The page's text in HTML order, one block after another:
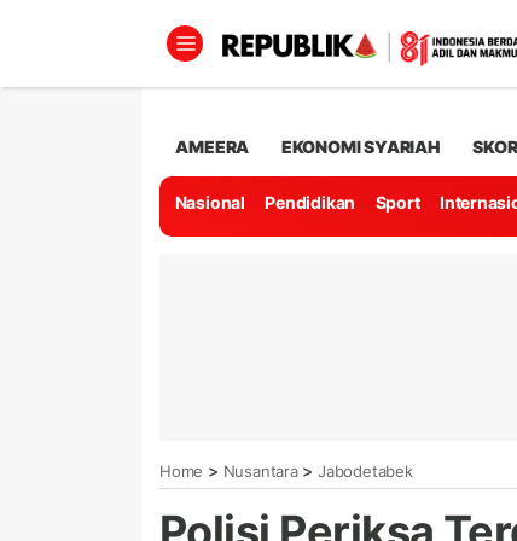
AMEERA EKONOMI SYARIAH SKOR
Nasional Pendidikan Sport
Home > Nusantara> Jabodetabek